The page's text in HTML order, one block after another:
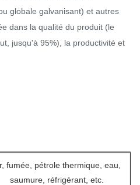
globale galvanisant) et autres
dans la qualité du produit (le
jusqu'à 95%), la productivité et
fumée, pétrole thermique, eau,
saumure, réfrigérant, etc.